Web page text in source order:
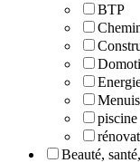
BTP
piscine
Beauté,